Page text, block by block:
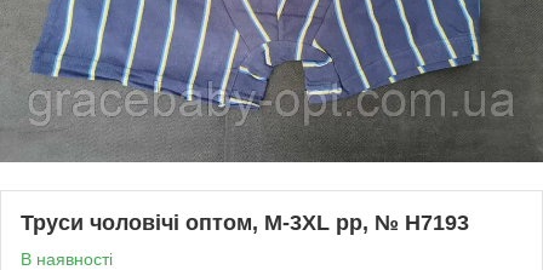
Труси чоловічі оптом, M-3XL pp, № H7193
В наявності